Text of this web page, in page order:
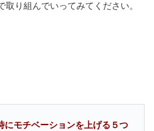
取り組んでいってみてください。
にモチベーションを上げる５つ